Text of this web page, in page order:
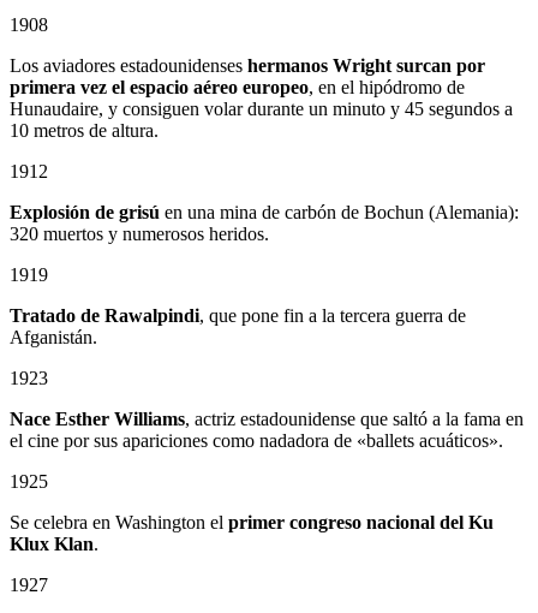
1908
Los aviadores estadounidenses hermanos Wright surcan por
primera vez el espacio aéreo europeo, en el hipódromo de
Hunaudaire, y consiguen volar durante un minuto y 45 segundos a
10 metros de altura.
1912
Explosión de grisú en una mina de carbón de Bochun (Alemania):
320 muertos y numerosos heridos.
1919
Tratado de Rawalpindi, que pone fin a la tercera guerra de
Afganistán.
1923
Nace Esther Williams, actriz estadounidense que saltó a la fama en
el cine por sus apariciones como nadadora de «ballets acuáticos».
1925
Se celebra en Washington el primer congreso nacional del Ku
Klux Klan.
1927